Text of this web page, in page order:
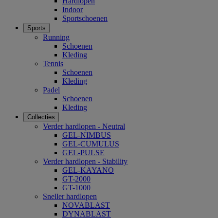
Indoor
Sportschoenen
Sports
Running
Schoenen
Kleding
Tennis
Schoenen
Kleding
Padel
Schoenen
Kleding
Collecties
Verder hardlopen - Neutral
GEL-NIMBUS
GEL-CUMULUS
GEL-PULSE
Verder hardlopen - Stability
GEL-KAYANO
GT-2000
GT-1000
Sneller hardlopen
NOVABLAST
DYNABLAST